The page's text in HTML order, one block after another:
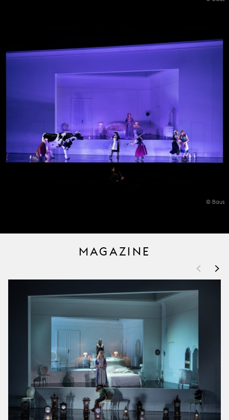
© Baus
MAGAZINE
< >